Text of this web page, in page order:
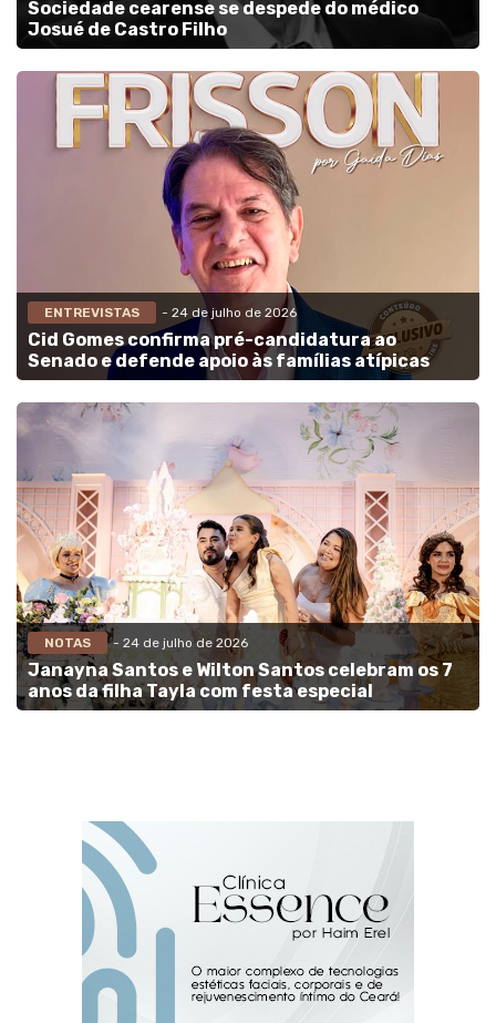
Sociedade cearense se despede do médico
Josué de Castro Filho
ENTREVISTAS - 24 de julho de 2026
Cid Gomes confirma pré-candidatura ao
Senado e defende apoio às famílias atípicas
NOTAS - 24 de julho de 2026
Janayna Santos e Wilton Santos celebram os 7
anos da filha Tayla com festa especial